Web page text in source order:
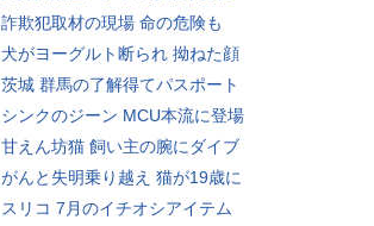
詐欺犯取材の現場 命の危険も
犬がヨーグルト断られ 拗ねた顔
茨城 群馬の了解得てパスポート
シンクのジーン MCU本流に登場
甘えん坊猫 飼い主の腕にダイブ
がんと失明乗り越え 猫が19歳に
スリコ 7月のイチオシアイテム